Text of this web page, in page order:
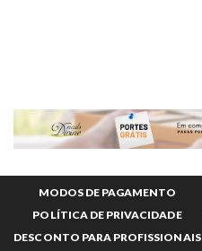
MODOS DE PAGAMENTO
POLÍTICA DE PRIVACIDADE
DESCONTO PARA PROFISSIONAIS